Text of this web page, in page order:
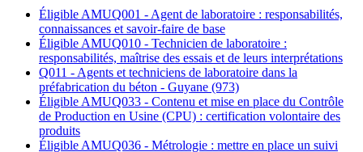
Éligible AMUQ001 - Agent de laboratoire : responsabilités,
connaissances et savoir-faire de base
Éligible AMUQ010 - Technicien de laboratoire :
responsabilités, maîtrise des essais et de leurs interprétations
Q011 - Agents et techniciens de laboratoire dans la
préfabrication du béton - Guyane (973)
Éligible AMUQ033 - Contenu et mise en place du Contrôle
de Production en Usine (CPU) : certification volontaire des
produits
Éligible AMUQ036 - Métrologie : mettre en place un suivi